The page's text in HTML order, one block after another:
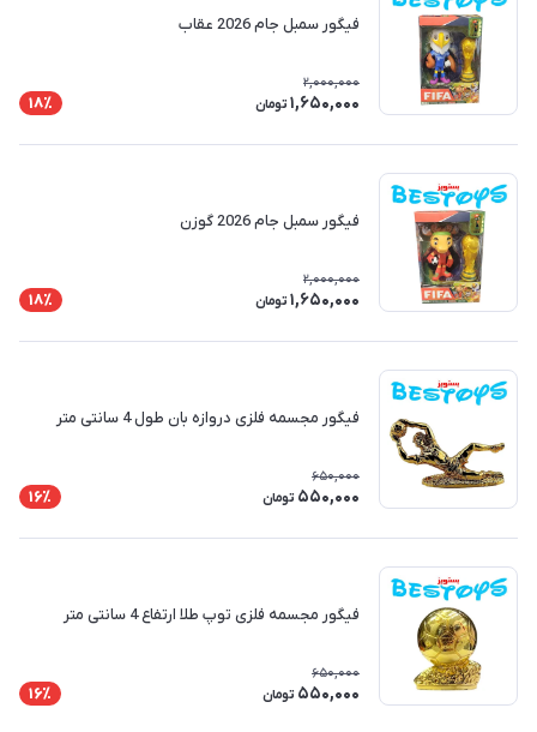
فیگور سمبل جام 2026 عقاب
2,000,000
1,650,000 تومان 18٪
فیگور سمبل جام 2026 گوزن
2,000,000
1,650,000 تومان 18٪
فیگور مجسمه فلزی دروازه بان طول 4 سانتی متر
650,000
550,000 تومان 16٪
فیگور مجسمه فلزی توپ طلا ارتفاع 4 سانتی متر
650,000
550,000 تومان 16٪